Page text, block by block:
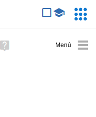
avanzada
Ayuda
(en